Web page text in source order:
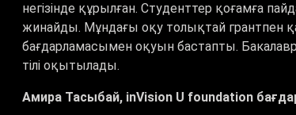
негізінде құрылған. Студенттер қоғамға
жинайды. Мұндағы оқу толықтай грантпен
бағдарламасымен оқуын бастапты.
тілі оқытылады.
Амира Тасыбай, inVision U foundation